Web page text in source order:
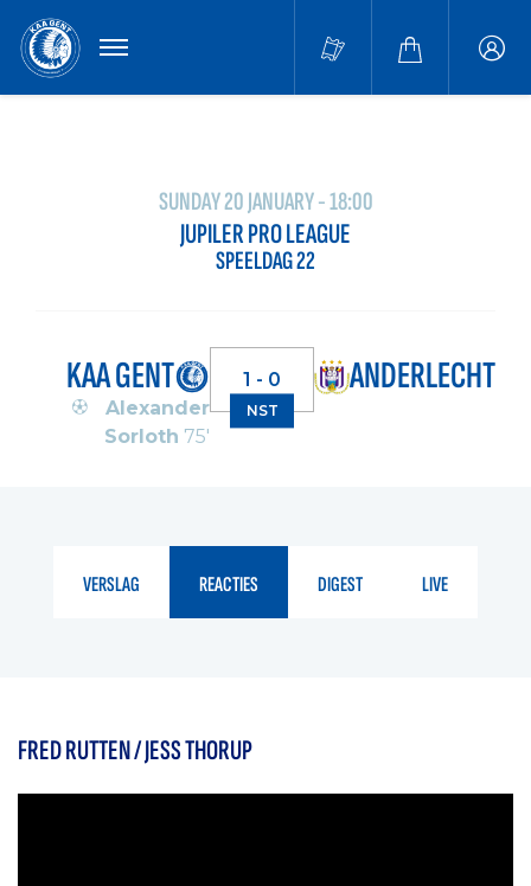
MENU
SUNDAY 20 JANUARY - 18:00
JUPILER PRO LEAGUE
SPEELDAG 22
KAA GENT
Alexander
Sorloth 75'
1 - 0
NST
ANDERLECHT
VERSLAG REACTIES DIGEST LIVE
FRED RUTTEN / JESS THORUP